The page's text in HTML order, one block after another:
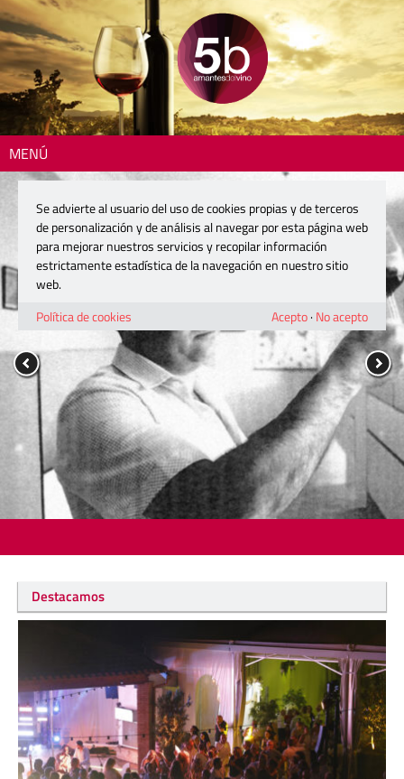
MENÚ
Destacamos
Se advierte al usuario del uso de cookies propias y de terceros
de personalización y de análisis al navegar por esta página web
para mejorar nuestros servicios y recopilar información
estrictamente estadística de la navegación en nuestro sitio
web.
Política de cookies
Acepto· No acepto